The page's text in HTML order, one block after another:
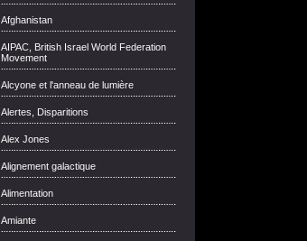
Afghanistan
AIPAC, British Israel World Federation
Movement
Alcyone et l'anneau de lumière
Alertes, Disparitions
Alex Jones
Alignement galactique
Alimentation
Amiante